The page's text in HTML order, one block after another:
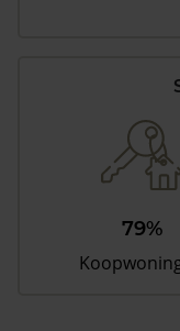
79%